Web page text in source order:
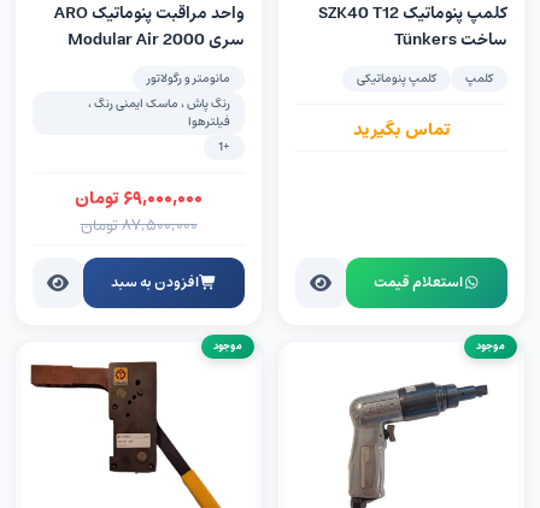
کلمپ پنوماتیک SZK40 T12
ساخت Tünkers
کلمپ کلمپ پنوماتیکی
تماس بگیرید
استعلام قیمت
واحد مراقبت پنوماتیک ARO
سری Modular Air 2000
مانومتر و رگولاتور
رنگ پاش ، ماسک ایمنی رنگ ،
فیلترهوا
+1
۶۹,۰۰۰,۰۰۰تومان
۸۷,۵۰۰,۰۰۰تومان
افزودن به سبد
موجود موجود